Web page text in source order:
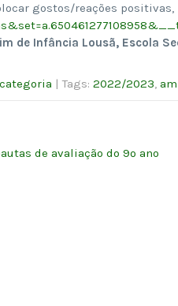
gostos/reações positivas,
de Infância Lousã, Escola
| Tags: 2022/2023,
de avaliação do 9º ano